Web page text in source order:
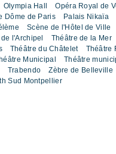
Olympia Hall
Opéra Royal de
Dôme de Paris
Palais Nikaïa
Scène de l'Hôtel de Ville
l'Archipel
Théâtre de la Mer
Théâtre du Châtelet
Théâtre
Municipal
Théâtre
Trabendo
Zèbre de Belleville
Sud Montpellier